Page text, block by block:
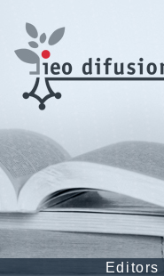
Editors